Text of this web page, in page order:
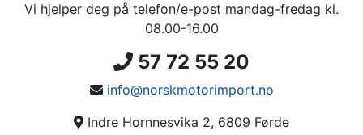
Vi hjelper deg på telefon/e-post mandag-fredag kl.
08.00-16.00
57 72 55 20
info@norskmotorimport.no
Indre Hornnesvika 2, 6809 Førde